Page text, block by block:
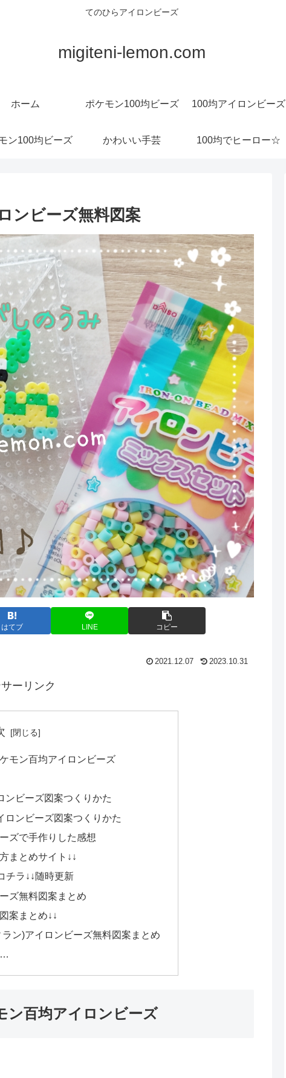
てのひらアイロンビーズ
migiteni-lemon.com
ホーム ポケモン100均ビーズ 100均アイロンビーズ
ン100均ビーズ かわいい手芸 100均でヒーロー☆
ンビーズ無料図案
はてブ LINE コピー
2021.12.07 2023.10.31
ーリンク
モン百均アイロンビーズ
ンビーズ図案つくりかた
ロンビーズ図案つくりかた
ズで手作りした感想
まとめサイト↓↓
チラ↓↓随時更新
ズ無料図案まとめ
案まとめ↓↓
ン)アイロンビーズ無料図案まとめ
…
百均アイロンビーズ